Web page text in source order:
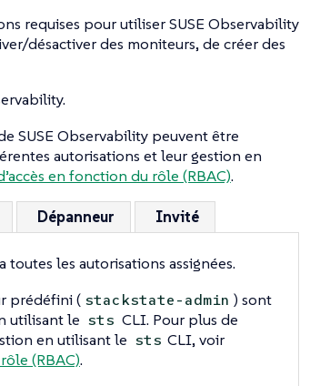
requises pour utiliser SUSE Observability
désactiver des moniteurs, de créer des
SUSE Observability peuvent être
autorisations et leur gestion en
en fonction du rôle (RBAC).
Dépanneur Invité
toutes les autorisations assignées.
prédéfini ( stackstate-admin ) sont
utilisant le sts CLI. Pour plus de
en utilisant le sts CLI, voir
(RBAC).